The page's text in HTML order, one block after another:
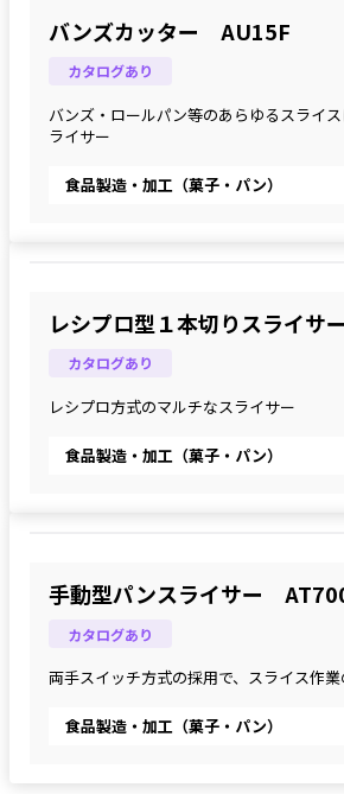
バンズカッター AU15F
カタログあり
バンズ・ロールパン等のあらゆるスライ
ライサー
食品製造・加工（菓子・パン）
レシプロ型１本切りスライ
カタログあり
レシプロ方式のマルチなスライサー
食品製造・加工（菓子・パン）
手動型パンスライサー
カタログあり
両手スイッチ方式の採用で、スライス作
食品製造・加工（菓子・パン）